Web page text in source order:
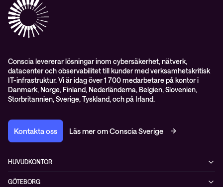
Whitepapers & guider
Kontakt
Pressnyheter
Conscia levererar lösningar inom cybersäkerhet, nätverk,
datacenter och observabilitet till kunder med verksamhetskritisk
IT-infrastruktur. Vi är idag över 1 700 medarbetare på kontor i
Danmark, Norge, Finland, Nederländerna, Belgien, Slovenien,
Storbritannien, Sverige, Tyskland, och på Irland.
Kontakta oss Läs mer om Conscia Sverige
HUVUDKONTOR
Rålambsvägen 17, 16tr
GÖTEBORG